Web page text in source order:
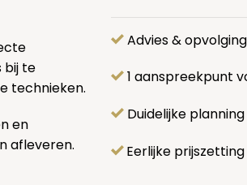
bij te
technieken.
en
afleveren.
Advies &
1 aanspreekpunt
Duidelijke
Eerlijke prijszetting